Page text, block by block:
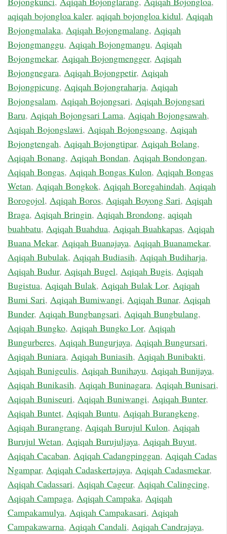
aqiqah bojongloa kaler, aqiqah bojongloa kidul, Aqiqah
Bojongmalaka, Aqiqah Bojongmalang, Aqiqah
Bojongmanggu, Aqiqah Bojongmangu, Aqiqah
Bojongmekar, Aqiqah Bojongmengger, Aqiqah
Bojongnegara, Aqiqah Bojongpetir, Aqiqah
Bojongpicung, Aqiqah Bojongraharja, Aqiqah
Bojongsalam, Aqiqah Bojongsari, Aqiqah Bojongsari
Baru, Aqiqah Bojongsari Lama, Aqiqah Bojongsawah,
Aqiqah Bojongslawi, Aqiqah Bojongsoang, Aqiqah
Bojongtengah, Aqiqah Bojongtipar, Aqiqah Bolang,
Aqiqah Bonang, Aqiqah Bondan, Aqiqah Bondongan,
Aqiqah Bongas, Aqiqah Bongas Kulon, Aqiqah Bongas
Wetan, Aqiqah Bongkok, Aqiqah Boregahindah, Aqiqah
Borogojol, Aqiqah Boros, Aqiqah Boyong Sari, Aqiqah
Braga, Aqiqah Bringin, Aqiqah Brondong, aqiqah
buahbatu, Aqiqah Buahdua, Aqiqah Buahkapas, Aqiqah
Buana Mekar, Aqiqah Buanajaya, Aqiqah Buanamekar,
Aqiqah Bubulak, Aqiqah Budiasih, Aqiqah Budiharja,
Aqiqah Budur, Aqiqah Bugel, Aqiqah Bugis, Aqiqah
Bugistua, Aqiqah Bulak, Aqiqah Bulak Lor, Aqiqah
Bumi Sari, Aqiqah Bumiwangi, Aqiqah Bunar, Aqiqah
Bunder, Aqiqah Bungbangsari, Aqiqah Bungbulang,
Aqiqah Bungko, Aqiqah Bungko Lor, Aqiqah
Bungurberes, Aqiqah Bungurjaya, Aqiqah Bungursari,
Aqiqah Buniara, Aqiqah Buniasih, Aqiqah Bunibakti,
Aqiqah Bunigeulis, Aqiqah Bunihayu, Aqiqah Bunijaya,
Aqiqah Bunikasih, Aqiqah Buninagara, Aqiqah Bunisari,
Aqiqah Buniseuri, Aqiqah Buniwangi, Aqiqah Bunter,
Aqiqah Buntet, Aqiqah Buntu, Aqiqah Burangkeng,
Aqiqah Burangrang, Aqiqah Burujul Kulon, Aqiqah
Burujul Wetan, Aqiqah Burujuljaya, Aqiqah Buyut,
Aqiqah Cacaban, Aqiqah Cadangpinggan, Aqiqah Cadas
Ngampar, Aqiqah Cadaskertajaya, Aqiqah Cadasmekar,
Aqiqah Cadassari, Aqiqah Cageur, Aqiqah Calingcing,
Aqiqah Campaga, Aqiqah Campaka, Aqiqah
Campakamulya, Aqiqah Campakasari, Aqiqah
Campakawarna, Aqiqah Candali, Aqiqah Candrajaya,